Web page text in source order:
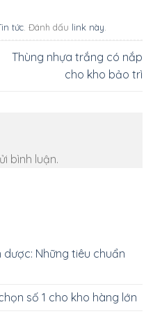
tức. Đánh dấu link này.
Thùng nhựa trắng có nắp
cho kho bảo trì
bình luận.
Những tiêu chuẩn
số 1 cho kho hàng lớn